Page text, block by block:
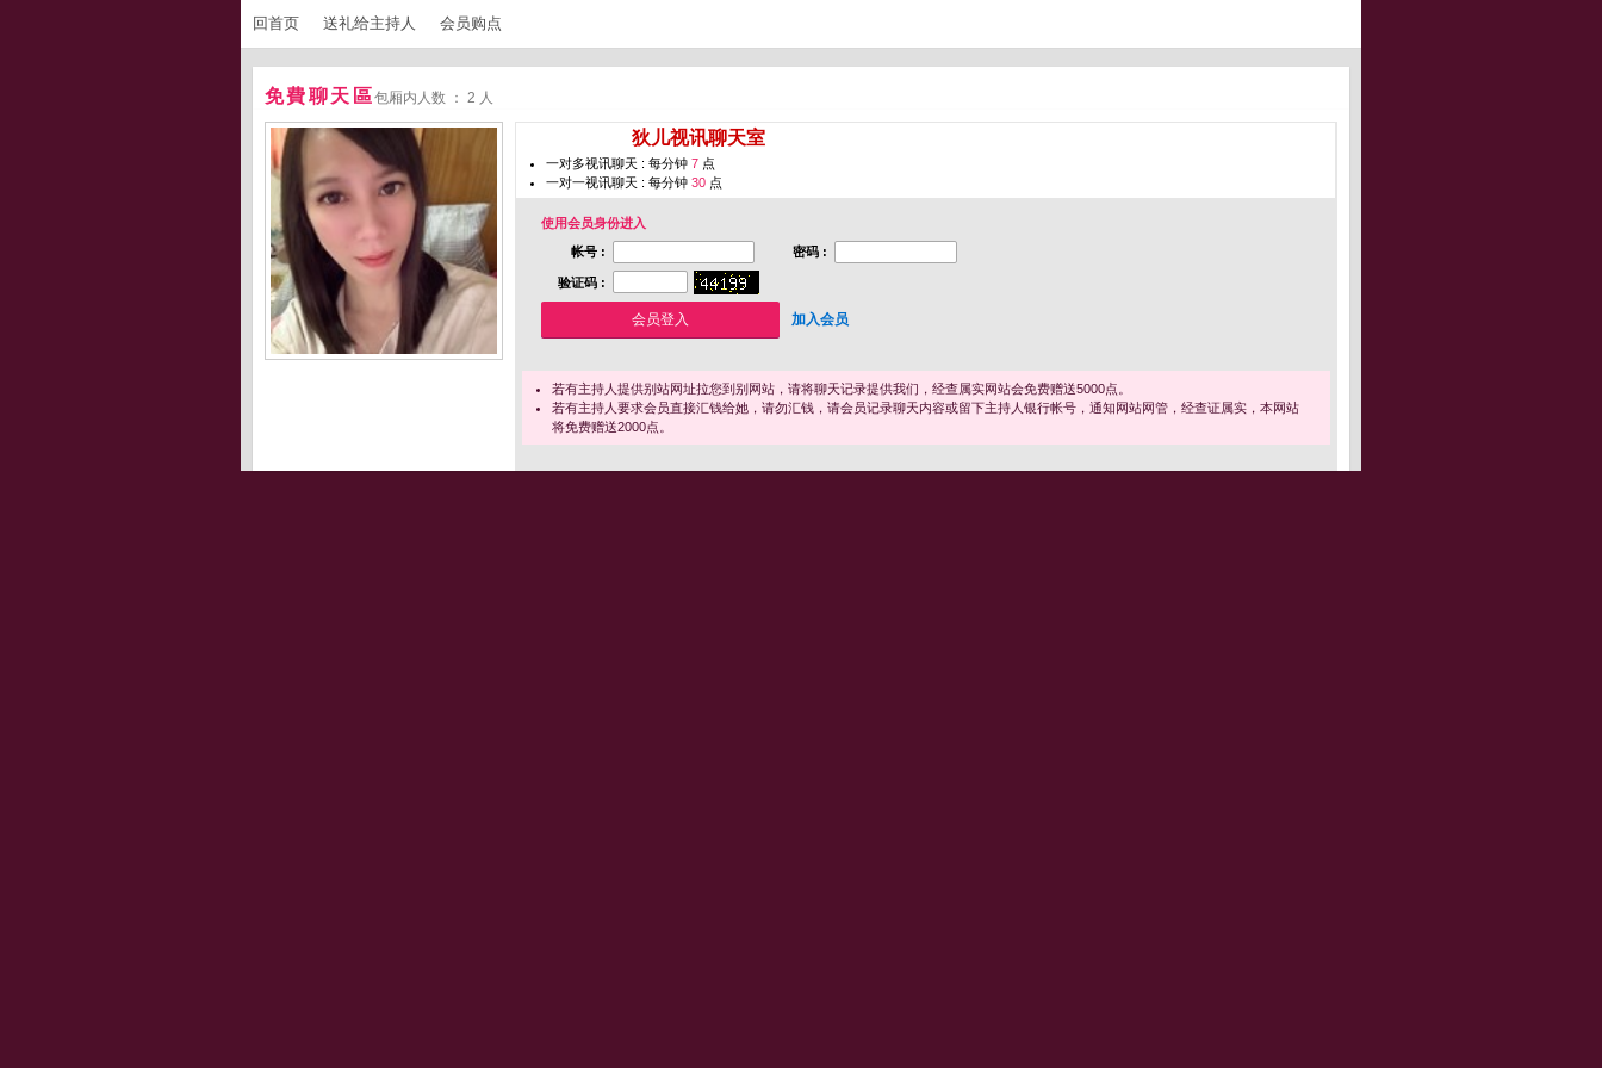
回首页 送礼给主持人 会员购点
免費聊天區包厢内人数 ： 2 人
狄儿视讯聊天室
一对多视讯聊天 : 每分钟 7 点
一对一视讯聊天 : 每分钟 30 点
使用会员身份进入
帐号 :
密码 :
验证码 :
加入会员
若有主持人提供别站网址拉您到别网站，请将聊天记录提供我们，经查属实网站会免费赠送5000点。
若有主持人要求会员直接汇钱给她，请勿汇钱，请会员记录聊天内容或留下主持人银行帐号，通知网站网管，经查证属实，本网站
将免费赠送2000点。